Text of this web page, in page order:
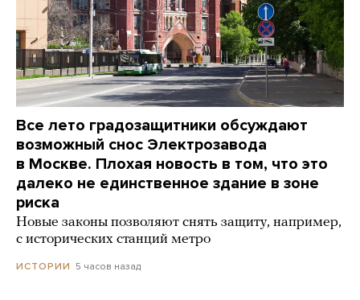
Все лето градозащитники обсуждают
возможный снос Электрозавода
в Москве. Плохая новость в том, что это
далеко не единственное здание в зоне
риска
Новые законы позволяют снять защиту, например,
с исторических станций метро
ИСТОРИИ 5 часов назад